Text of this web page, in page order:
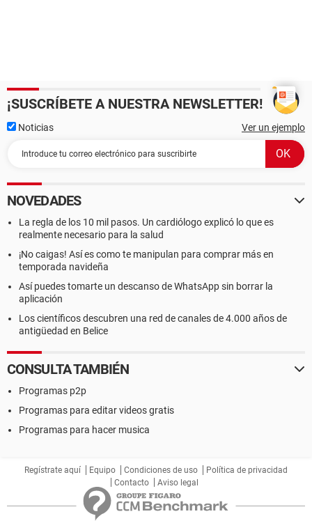
¡SUSCRÍBETE A NUESTRA NEWSLETTER!
Noticias Ver un ejemplo
NOVEDADES
La regla de los 10 mil pasos. Un cardiólogo explicó lo que es
realmente necesario para la salud
¡No caigas! Así es como te manipulan para comprar más en
temporada navideña
Así puedes tomarte un descanso de WhatsApp sin borrar la
aplicación
Los científicos descubren una red de canales de 4.000 años de
antigüedad en Belice
CONSULTA TAMBIÉN
Programas p2p
Programas para editar videos gratis
Programas para hacer musica
Regístrate aquí Equipo Condiciones de uso
Política de privacidad
Contacto
Aviso legal